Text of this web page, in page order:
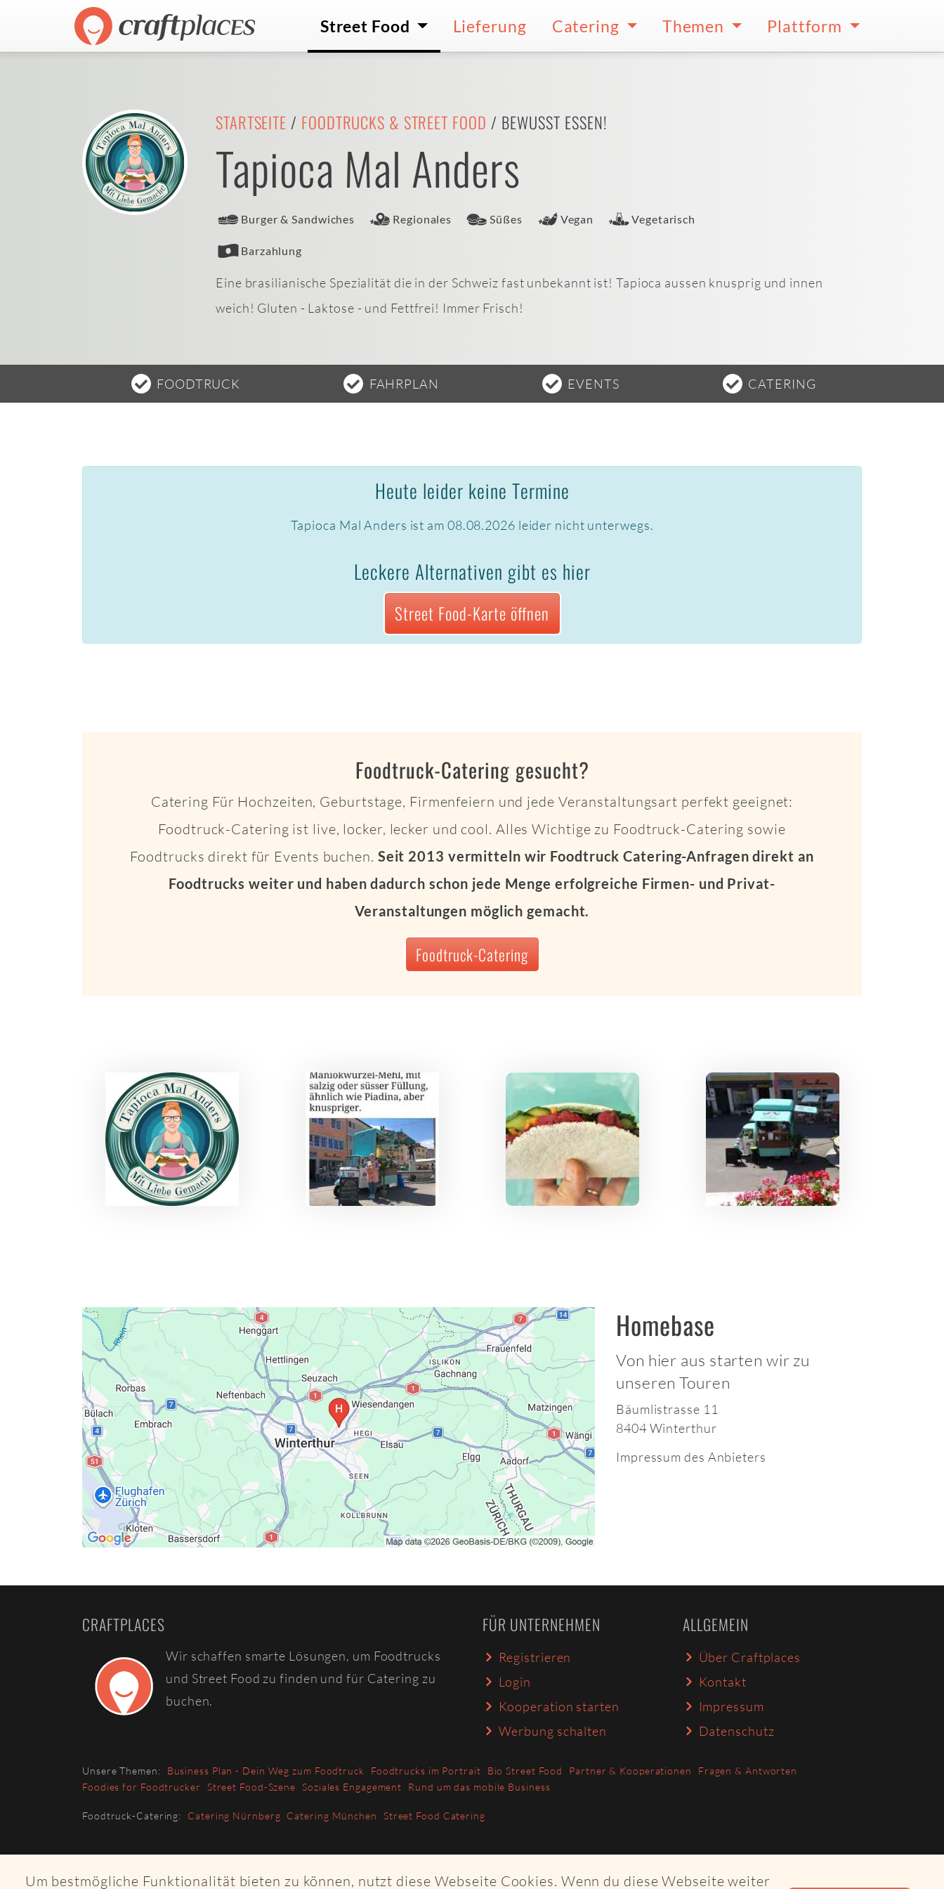
Um bestmögliche Funktionalität bieten zu können, nutzt diese Webseite Cookies. Wenn du diese Webseite weiter
Street Food Lieferung Catering Themen Plattform
STARTSEITE / FOODTRUCKS & STREET FOOD / BEWUSST ESSEN!
Tapioca Mal Anders
Burger & Sandwiches Regionales Süßes Vegan Vegetarisch
Barzahlung
Eine brasilianische Spezialität die in der Schweiz fast unbekannt ist! Tapioca aussen knusprig und innen
weich! Gluten - Laktose - und Fettfrei! Immer Frisch!
FOODTRUCK FAHRPLAN EVENTS CATERING
Heute leider keine Termine
Tapioca Mal Anders ist am 08.08.2026 leider nicht unterwegs.
Leckere Alternativen gibt es hier
Street Food-Karte öffnen
Foodtruck-Catering gesucht?
Catering Für Hochzeiten, Geburtstage, Firmenfeiern und jede Veranstaltungsart perfekt geeignet:
Foodtruck-Catering ist live, locker, lecker und cool. Alles Wichtige zu Foodtruck-Catering sowie
Foodtrucks direkt für Events buchen. Seit 2013 vermitteln wir Foodtruck Catering-Anfragen direkt an
Foodtrucks weiter und haben dadurch schon jede Menge erfolgreiche Firmen- und Privat-
Veranstaltungen möglich gemacht.
Foodtruck-Catering
Homebase
Von hier aus starten wir zu
unseren Touren
Bäumlistrasse 11
8404 Winterthur
Impressum des Anbieters
CRAFTPLACES
Wir schaffen smarte Lösungen, um Foodtrucks
und Street Food zu finden und für Catering zu
buchen.
FÜR UNTERNEHMEN
Registrieren
Login
Kooperation starten
Werbung schalten
ALLGEMEIN
Über Craftplaces
Kontakt
Impressum
Datenschutz
Unsere Themen: Business Plan - Dein Weg zum Foodtruck Foodtrucks im Portrait Bio Street Food Partner & Kooperationen
Fragen & Antworten
Foodies for Foodtrucker
Street Food-Szene Soziales Engagement Rund um das mobile Business
Foodtruck-Catering: Catering Nürnberg Catering München Street Food Catering